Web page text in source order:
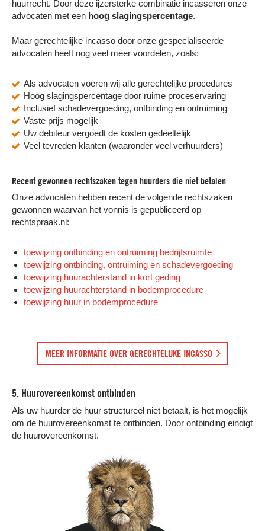
huurrecht. Door deze ijzersterke combinatie incasseren onze
advocaten met een hoog slagingspercentage.
Maar gerechtelijke incasso door onze gespecialiseerde
advocaten heeft nog veel meer voordelen, zoals:
Als advocaten voeren wij alle gerechtelijke procedures
Hoog slagingspercentage door ruime proceservaring
Inclusief schadevergoeding, ontbinding en ontruiming
Vaste prijs mogelijk
Uw debiteur vergoedt de kosten gedeeltelijk
Veel tevreden klanten (waaronder veel verhuurders)
Recent gewonnen rechtszaken tegen huurders die niet betalen
Onze advocaten hebben recent de volgende rechtszaken
gewonnen waarvan het vonnis is gepubliceerd op
rechtspraak.nl:
toewijzing ontbinding en ontruiming bedrijfsruimte
toewijzing ontbinding, ontruiming en schadevergoeding
toewijzing huurachterstand in kort geding
toewijzing huurachterstand in bodemprocedure
toewijzing huur in bodemprocedure
MEER INFORMATIE OVER GERECHTELIJKE INCASSO
5. Huurovereenkomst ontbinden
Als uw huurder de huur structureel niet betaalt, is het mogelijk
om de huurovereenkomst te ontbinden. Door ontbinding eindigt
de huurovereenkomst.